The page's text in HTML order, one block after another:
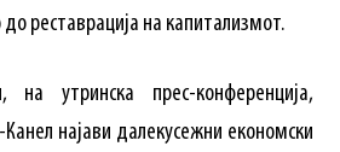
реставрација на капитализмот.
утринска прес-конференција,
најави далекусежни економски